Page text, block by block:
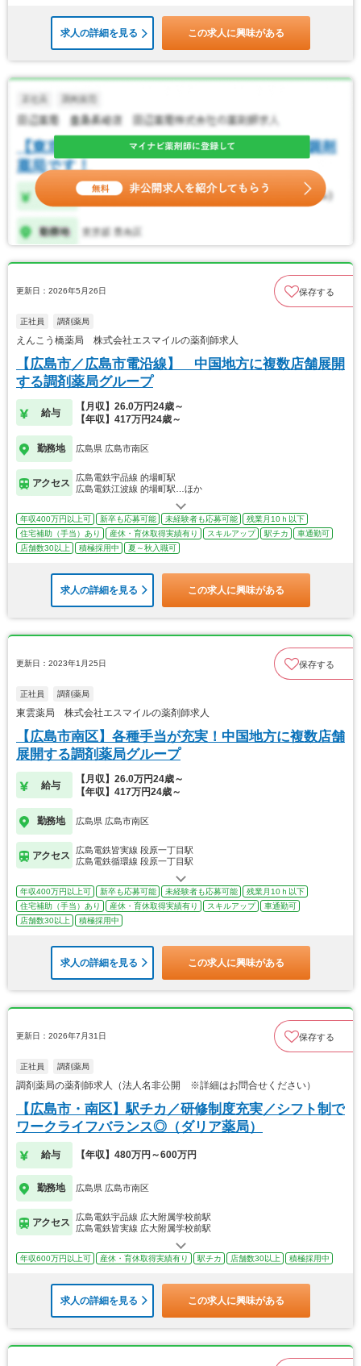
求人の詳細を見る この求人に興味がある
更新日：2026年5月26日 保存する
正社員 調剤薬局
えんこう橋薬局 株式会社エスマイルの薬剤師求人
【広島市／広島市電沿線】 中国地方に複数店舗展開
する調剤薬局グループ
給与
【月収】26.0万円24歳～
【年収】417万円24歳～
勤務地 広島県 広島市南区
アクセス
広島電鉄宇品線 的場町駅
広島電鉄江波線 的場町駅…ほか
年収400万円以上可 新卒も応募可能 未経験者も応募可能
残業月10ｈ以下
住宅補助（手当）あり
産休・育休取得実績有り スキルアップ 駅チカ
車通勤可
店舗数30以上
積極採用中 夏～秋入職可
求人の詳細を見る この求人に興味がある
更新日：2023年1月25日 保存する
正社員 調剤薬局
東雲薬局 株式会社エスマイルの薬剤師求人
【広島市南区】各種手当が充実！中国地方に複数店舗
展開する調剤薬局グループ
給与
【月収】26.0万円24歳～
【年収】417万円24歳～
勤務地 広島県 広島市南区
アクセス
広島電鉄皆実線 段原一丁目駅
広島電鉄循環線 段原一丁目駅
年収400万円以上可 新卒も応募可能 未経験者も応募可能
残業月10ｈ以下
住宅補助（手当）あり
産休・育休取得実績有り スキルアップ
車通勤可
店舗数30以上
積極採用中
求人の詳細を見る この求人に興味がある
更新日：2026年7月31日 保存する
正社員 調剤薬局
調剤薬局の薬剤師求人（法人名非公開 ※詳細はお問合せください）
【広島市・南区】駅チカ／研修制度充実／シフト制で
ワークライフバランス◎（ダリア薬局）
給与 【年収】480万円～600万円
勤務地 広島県 広島市南区
アクセス
広島電鉄宇品線 広大附属学校前駅
広島電鉄皆実線 広大附属学校前駅
年収600万円以上可 産休・育休取得実績有り 駅チカ 店舗数30以上 積極採用中
求人の詳細を見る この求人に興味がある